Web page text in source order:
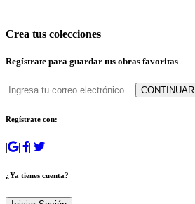
Crea tus colecciones
Regístrate para guardar tus obras favoritas
CONTINUAR
Regístrate con:
| | | |
¿Ya tienes cuenta?